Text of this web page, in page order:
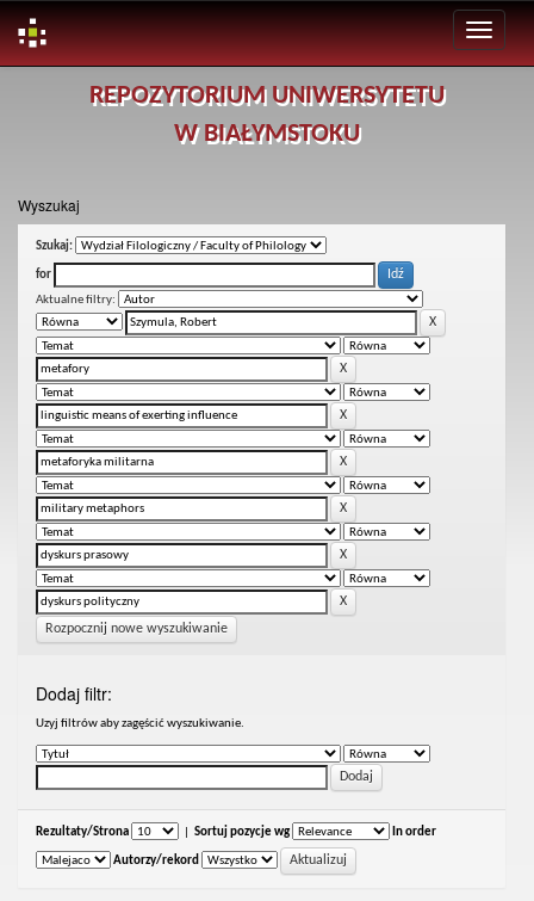
REPOZYTORIUM UNIWERSYTETU
W BIAŁYMSTOKU
Wyszukaj
Szukaj:
for
Aktualne filtry:
Rozpocznij nowe wyszukiwanie
Dodaj filtr:
Uzyj filtrów aby zagęścić wyszukiwanie.
Rezultaty/Strona Sortuj pozycje wg In order
Autorzy/rekord